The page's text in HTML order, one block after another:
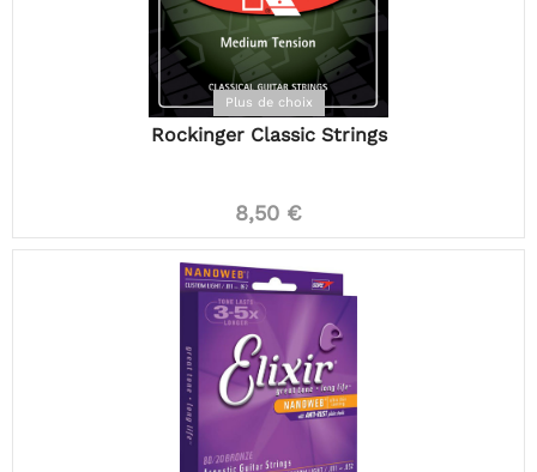
Plus de choix
Rockinger Classic Strings
8,50 €